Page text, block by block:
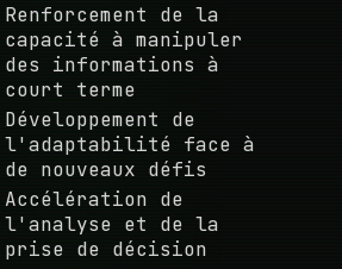
Renforcement de la
capacité à manipuler
des informations à
court terme
Développement de
l'adaptabilité face à
de nouveaux défis
Accélération de
l'analyse et de la
prise de décision